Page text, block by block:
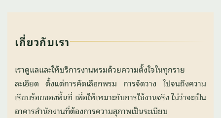
เกี่ยวกับเรา
เราดูแลและให้บริการงานพรมด้วยความตั้งใจในทุกราย
ละเอียด ตั้งแต่การคัดเลือกพรม การจัดวาง ไปจนถึงความ
เรียบร้อยของพื้นที่ เพื่อให้เหมาะกับการใช้งานจริง ไม่ว่าจะเป็น
อาคารสำนักงานที่ต้องการความสุภาพเป็นระเบียบ